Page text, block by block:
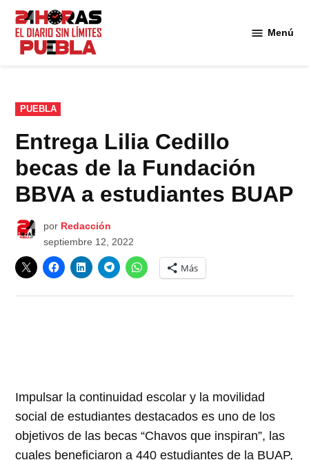
Saltar
contenido
Menú
PUBLICADO
EN
PUEBLA
Entrega Lilia Cedillo
becas de la Fundación
BBVA a estudiantes BUAP
por Redacción
septiembre 12, 2022
Más
Impulsar la continuidad escolar y la movilidad
social de estudiantes destacados es uno de los
objetivos de las becas “Chavos que inspiran”, las
cuales beneficiaron a 440 estudiantes de la BUAP,